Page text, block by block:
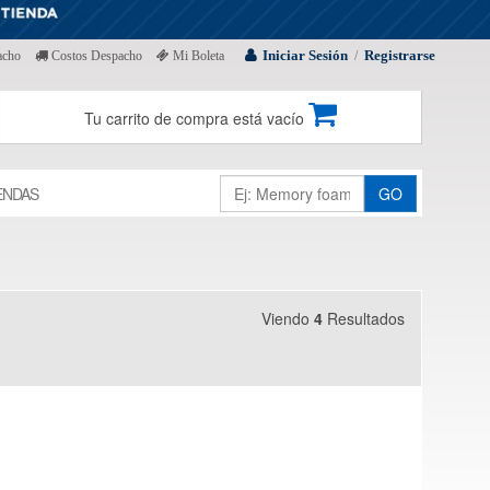
Iniciar Sesión / Registrarse
Costos Despacho Mi Boleta
Tu carrito de compra está vacío
GO
Viendo 4 Resultados